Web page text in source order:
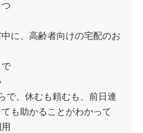
に、高齢者向けの宅配のお
で
で、休むも頼むも、前日連
も助かることがわかって